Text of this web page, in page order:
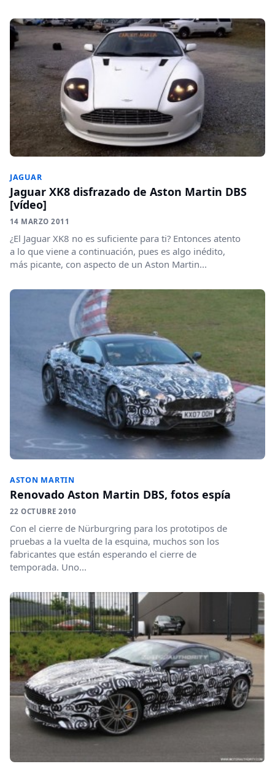
JAGUAR
Jaguar XK8 disfrazado de Aston Martin DBS
[vídeo]
14 MARZO 2011
¿El Jaguar XK8 no es suficiente para ti? Entonces atento
a lo que viene a continuación, pues es algo inédito,
más picante, con aspecto de un Aston Martin...
ASTON MARTIN
Renovado Aston Martin DBS, fotos espía
22 OCTUBRE 2010
Con el cierre de Nürburgring para los prototipos de
pruebas a la vuelta de la esquina, muchos son los
fabricantes que están esperando el cierre de
temporada. Uno...